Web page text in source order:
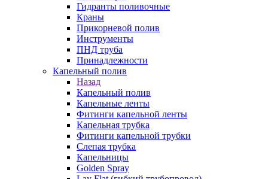
Гидранты поливочные
Краны
Прикорневой полив
Инструменты
ПНД труба
Принадлежности
Капельный полив
Назад
Капельный полив
Капельные ленты
Фитинги капельной ленты
Капельная трубка
Фитинги капельной трубки
Слепая трубка
Капельницы
Golden Spray